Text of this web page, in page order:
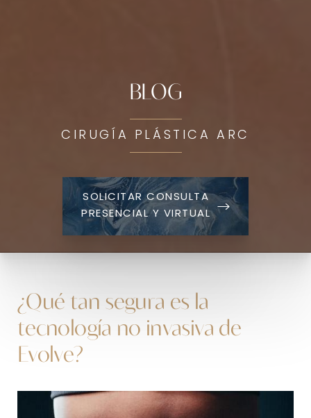
BLOG
CIRUGÍA PLÁSTICA ARC
SOLICITAR CONSULTA
PRESENCIAL Y VIRTUAL
¿Qué tan segura es la
tecnología no invasiva de
Evolve?